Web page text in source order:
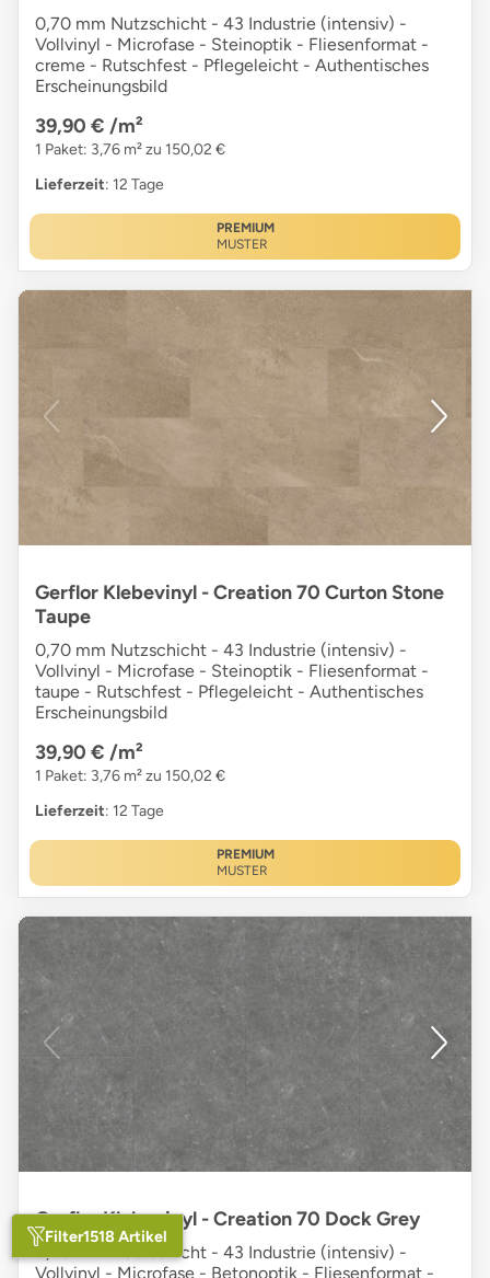
0,70 mm Nutzschicht - 43 Industrie (intensiv) -
Vollvinyl - Microfase - Steinoptik - Fliesenformat -
creme - Rutschfest - Pflegeleicht - Authentisches
Erscheinungsbild
39,90 € /m²
1 Paket: 3,76 m² zu 150,02 €
Lieferzeit: 12 Tage
PREMIUM
MUSTER
Gerflor Klebevinyl - Creation 70 Curton Stone
Taupe
0,70 mm Nutzschicht - 43 Industrie (intensiv) -
Vollvinyl - Microfase - Steinoptik - Fliesenformat -
taupe - Rutschfest - Pflegeleicht - Authentisches
Erscheinungsbild
39,90 € /m²
1 Paket: 3,76 m² zu 150,02 €
Lieferzeit: 12 Tage
PREMIUM
MUSTER
Gerflor Klebevinyl - Creation 70 Dock Grey
0,70 mm Nutzschicht - 43 Industrie (intensiv) -
Vollvinyl - Microfase - Betonoptik - Fliesenformat -
Filter1518 Artikel